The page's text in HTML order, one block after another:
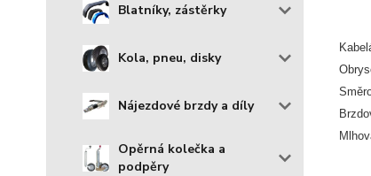
Blatníky, zástěrky
Kola, pneu, disky
Nájezdové brzdy a díly
Opěrná kolečka a
podpěry